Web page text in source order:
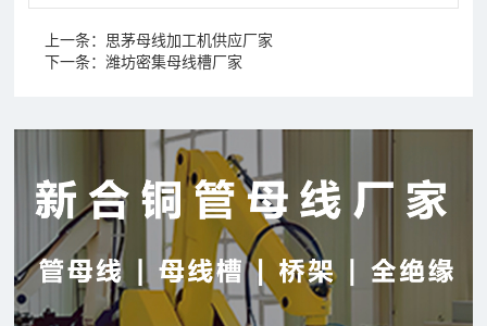
上一条： 思茅母线加工机供应厂家
下一条：潍坊密集母线槽厂家